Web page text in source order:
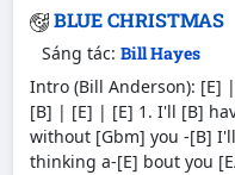
BLUE CHRISTMAS
Sáng tác: Bill Hayes
Intro (Bill Anderson):
[B] | [E] | [E] 1. I'll [B]
without [Gbm] you -[B]
thinking a-[E] bout you